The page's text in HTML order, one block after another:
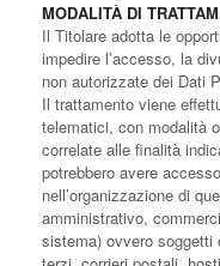
MODALITÀ DI
Il Titolare adotta le
impedire l’accesso, la
non autorizzate dei Dati
Il trattamento viene
telematici, con modalità
correlate alle finalità
potrebbero avere
nell’organizzazione di
amministrativo,
sistema) ovvero